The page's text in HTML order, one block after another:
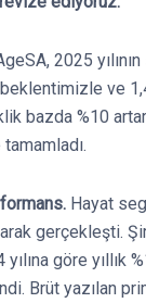
2025
ve
bazda %10
Hayat
gerçekleşti.
göre yıllık
Brüt yazılan